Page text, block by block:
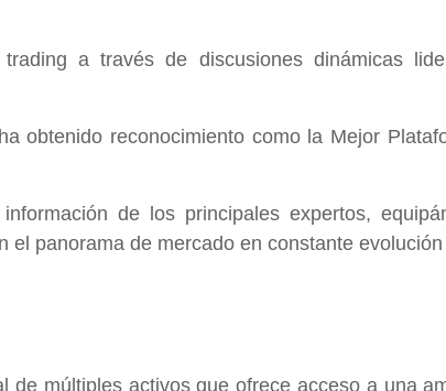
a través de discusiones dinámicas
obtenido reconocimiento como la Mejor
de los principales expertos,
panorama de mercado en constante evolución
múltiples activos que ofrece acceso a una